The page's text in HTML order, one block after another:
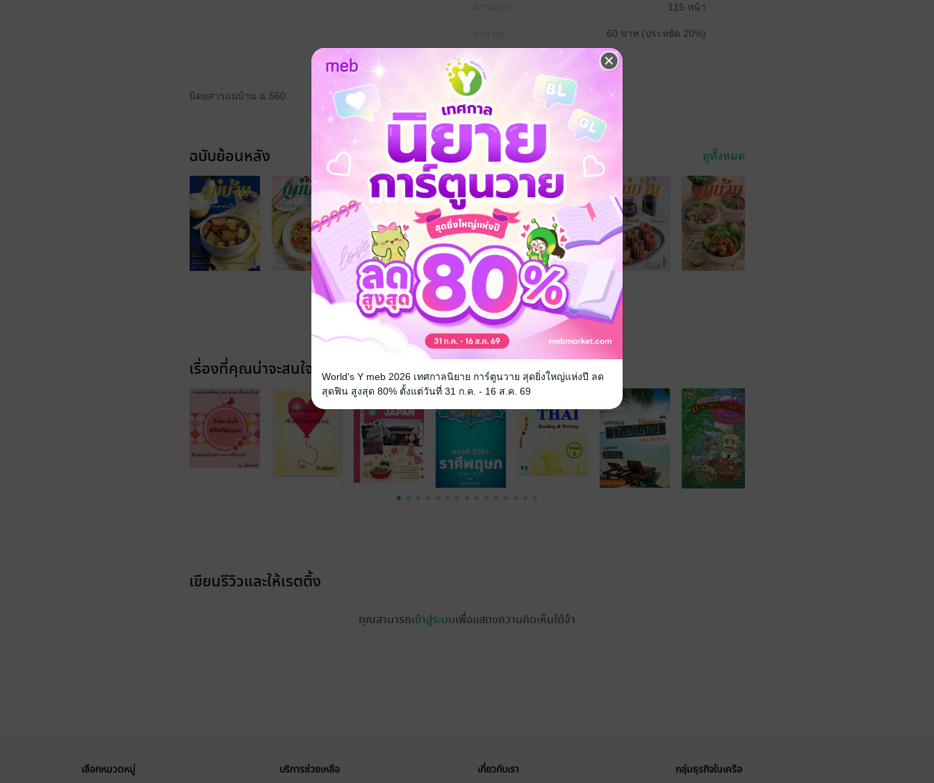
115 หน้า
60 บาท (ประหยัด 20%)
นิตยสารแม่บ้าน ฉ.560
ฉบับย้อนหลัง ดูทั้งหมด
เรื่องที่คุณน่าจะสนใจ
เขียนรีวิวและให้เรตติ้ง
คุณสามารถเข้าสู่ระบบเพื่อแสดงความคิดเห็นได้จ้า
เลือกหมวดหมู่ บริการช่วยเหลือ เกี่ยวกับเรา กลุ่มธุรกิจในเครือ
World's Y meb 2026 เทศกาลนิยาย การ์ตูนวาย สุดยิ่งใหญ่แห่งปี ลด
สุดฟิน สูงสุด 80% ตั้งแต่วันที่ 31 ก.ค. - 16 ส.ค. 69